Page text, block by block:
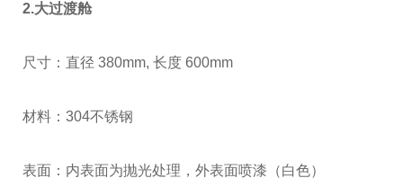
2.大过渡舱
尺寸：直径 380mm, 长度 600mm
材料： 304不锈钢
表面：内表面为抛光处理，外表面喷漆（白色）